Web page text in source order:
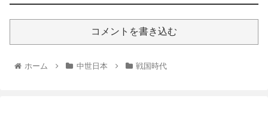
コメントを書き込む
ホーム 中世日本 戦国時代